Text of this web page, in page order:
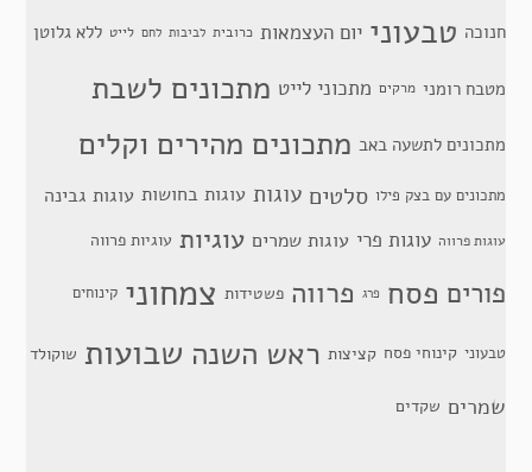
חנוכה טבעוני יום העצמאות כרובית לביבות לחם לייט ללא גלוטן
מטבח רומני מרקים מתכוני לייט מתכונים לשבת
מתכונים לתשעה באב מתכונים מהירים וקלים
מתכונים עם בצק פילו סלטים עוגות עוגות בחושות עוגות גבינה
עוגות פרווה עוגות פרי עוגות שמרים עוגיות עוגיות פרווה
פורים פסח פרג פרווה פשטידות צמחוני קינוחים
טבעוני קינוחי פסח קציצות ראש השנה שבועות שוקולד
שמרים שקדים